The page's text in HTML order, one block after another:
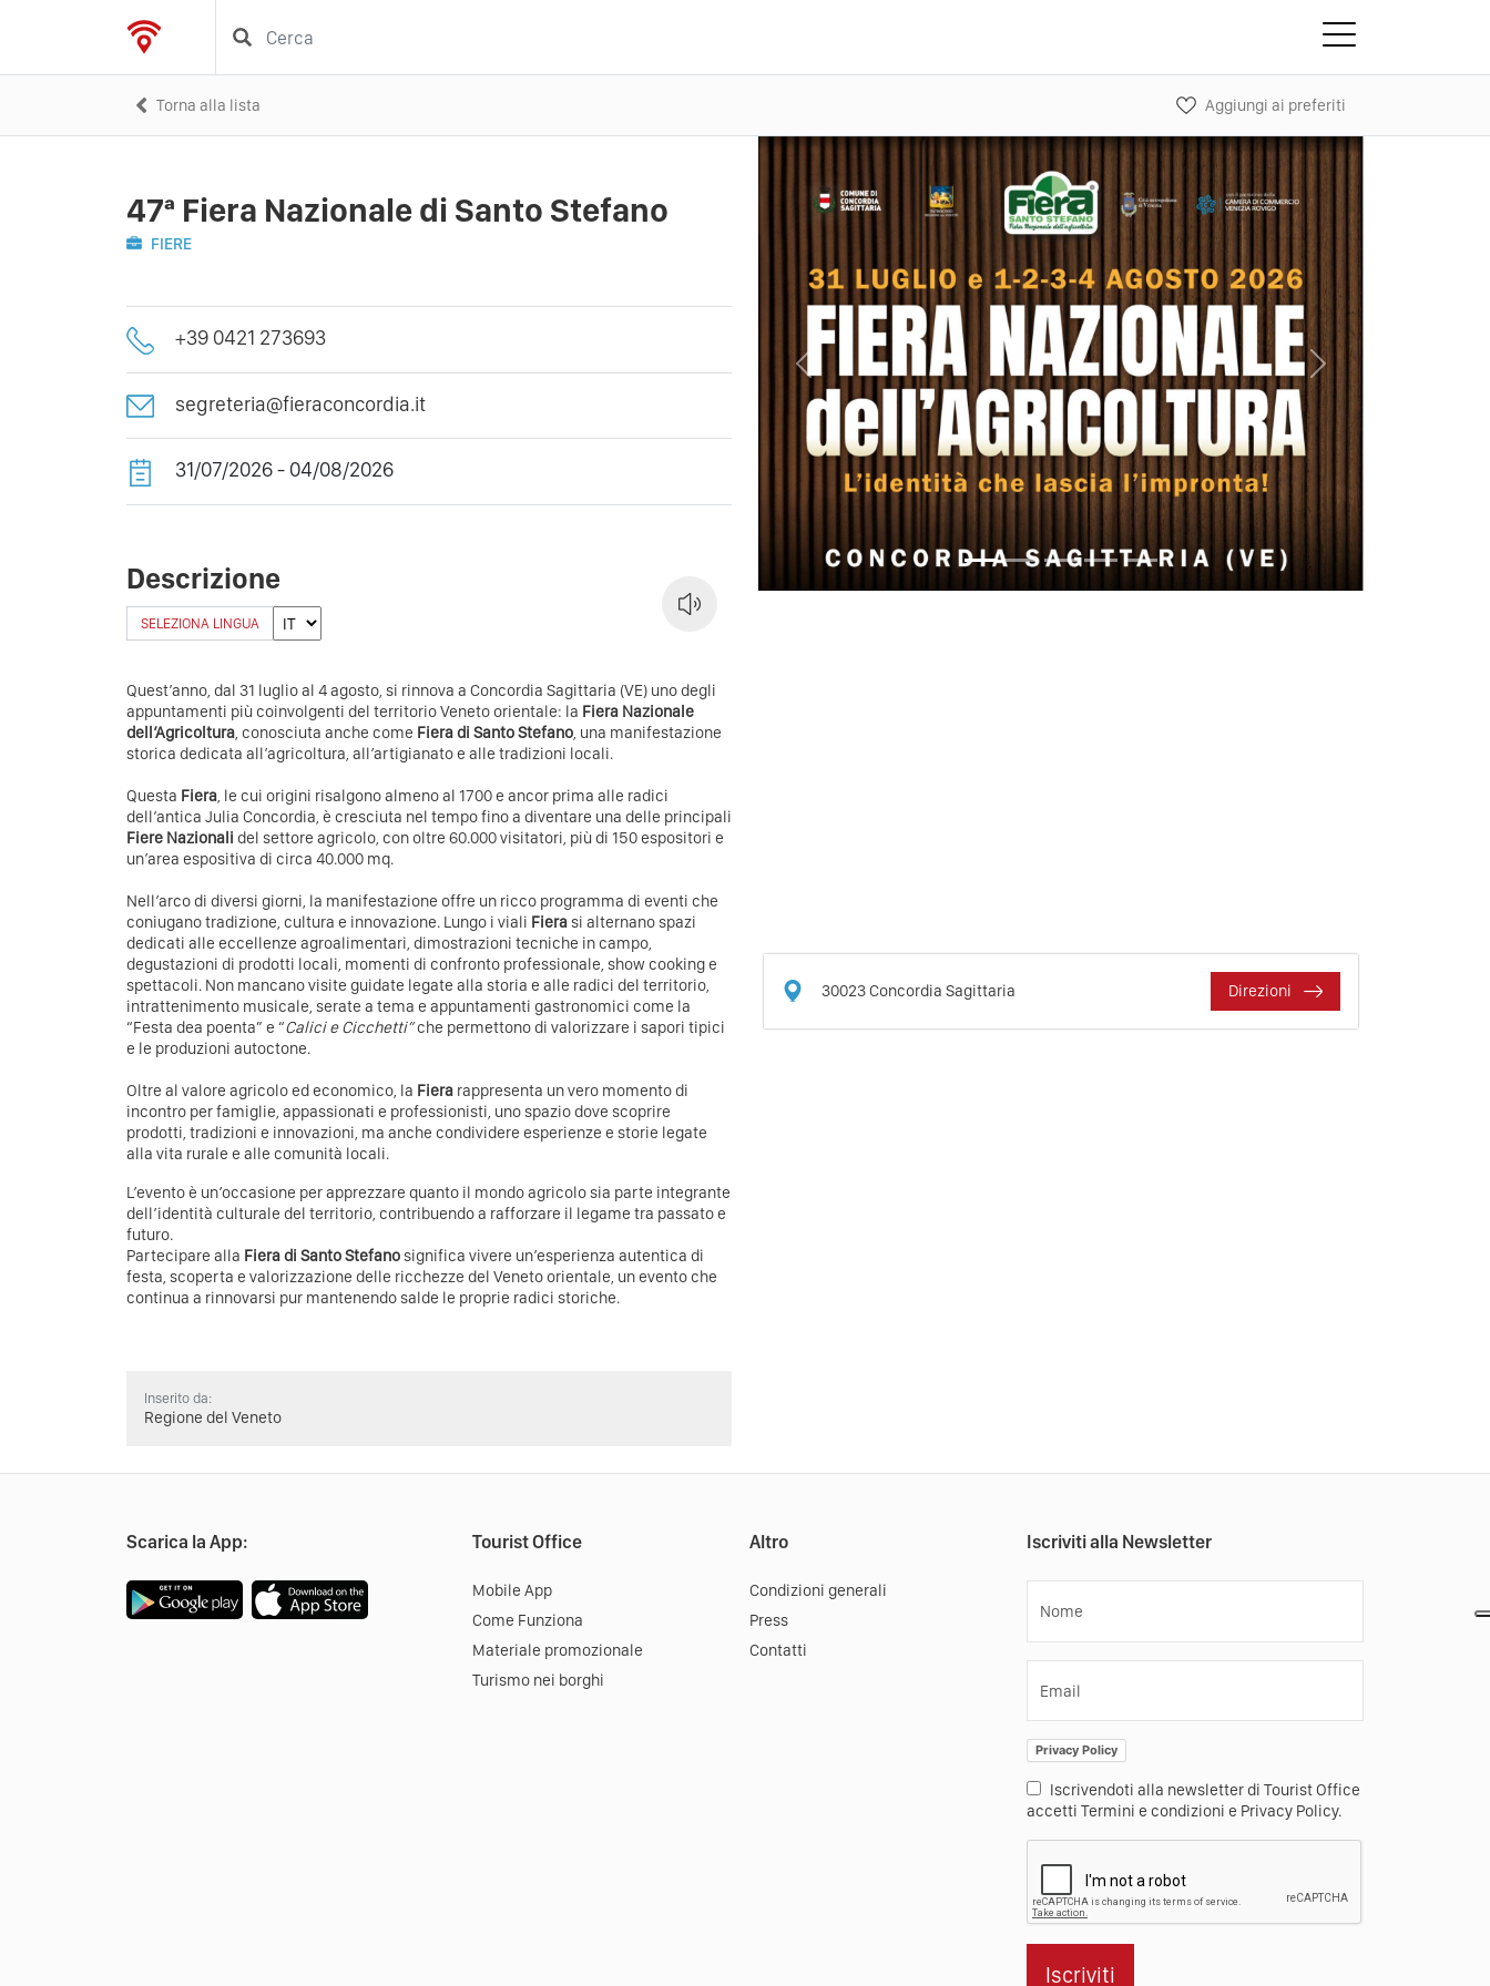
Torna alla lista Aggiungi ai preferiti
47ª Fiera Nazionale di Santo Stefano
FIERE
+39 0421 273693
segreteria@fieraconcordia.it
31/07/2026 - 04/08/2026
Descrizione
SELEZIONA LINGUA
Quest’anno, dal 31 luglio al 4 agosto, si rinnova a Concordia Sagittaria (VE) uno degli
appuntamenti più coinvolgenti del territorio Veneto orientale: la Fiera Nazionale
dell’Agricoltura, conosciuta anche come Fiera di Santo Stefano, una manifestazione
storica dedicata all’agricoltura, all’artigianato e alle tradizioni locali.
Questa Fiera, le cui origini risalgono almeno al 1700 e ancor prima alle radici
dell’antica Julia Concordia, è cresciuta nel tempo fino a diventare una delle principali
Fiere Nazionali del settore agricolo, con oltre 60.000 visitatori, più di 150 espositori e
un’area espositiva di circa 40.000 mq.
Nell’arco di diversi giorni, la manifestazione offre un ricco programma di eventi che
coniugano tradizione, cultura e innovazione. Lungo i viali Fierasi alternano spazi
dedicati alle eccellenze agroalimentari, dimostrazioni tecniche in campo,
degustazioni di prodotti locali, momenti di confronto professionale, show cooking e
spettacoli. Non mancano visite guidate legate alla storia e alle radici del territorio,
intrattenimento musicale, serate a tema e appuntamenti gastronomici come la
“Festa dea poenta” e “Calici e Cicchetti”che permettono di valorizzare i sapori tipici
e le produzioni autoctone.
Oltre al valore agricolo ed economico, la Fiera rappresenta un vero momento di
incontro per famiglie, appassionati e professionisti, uno spazio dove scoprire
prodotti, tradizioni e innovazioni, ma anche condividere esperienze e storie legate
alla vita rurale e alle comunità locali.
L’evento è un’occasione per apprezzare quanto il mondo agricolo sia parte integrante
dell’identità culturale del territorio, contribuendo a rafforzare il legame tra passato e
futuro.
Partecipare alla Fiera di Santo Stefanosignifica vivere un’esperienza autentica di
festa, scoperta e valorizzazione delle ricchezze del Veneto orientale, un evento che
continua a rinnovarsi pur mantenendo salde le proprie radici storiche.
Inserito da:
Regione del Veneto
Previous Next
30023Concordia Sagittaria Direzioni
Scarica la App: Tourist Office
Mobile App
Come Funziona
Materiale promozionale
Turismo nei borghi
Altro
Condizioni generali
Press
Contatti
Iscriviti alla Newsletter
Nome
Email
Privacy Policy
Iscrivendoti alla newsletter di Tourist Office
accetti Termini e condizioni e Privacy Policy.
Iscriviti